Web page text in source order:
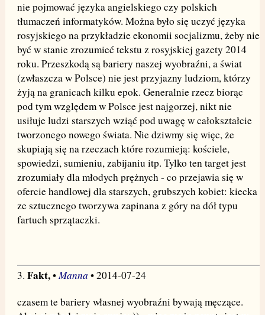
nie pojmować języka angielskiego czy polskich
tłumaczeń informatyków. Można było się uczyć języka
rosyjskiego na przykładzie ekonomii socjalizmu, żeby nie
być w stanie zrozumieć tekstu z rosyjskiej gazety 2014
roku. Przeszkodą są bariery naszej wyobraźni, a świat
(zwłaszcza w Polsce) nie jest przyjazny ludziom, którzy
żyją na granicach kilku epok. Generalnie rzecz biorąc
pod tym względem w Polsce jest najgorzej, nikt nie
usiłuje ludzi starszych wziąć pod uwagę w całokształcie
tworzonego nowego świata. Nie dziwmy się więc, że
skupiają się na rzeczach które rozumieją: kościele,
spowiedzi, sumieniu, zabijaniu itp. Tylko ten target jest
zrozumiały dla młodych prężnych - co przejawia się w
ofercie handlowej dla starszych, grubszych kobiet: kiecka
ze sztucznego tworzywa zapinana z góry na dół typu
fartuch sprzątaczki.
3. Fakt,•Manna • 2014-07-24
czasem te bariery własnej wyobraźni bywają męczące.